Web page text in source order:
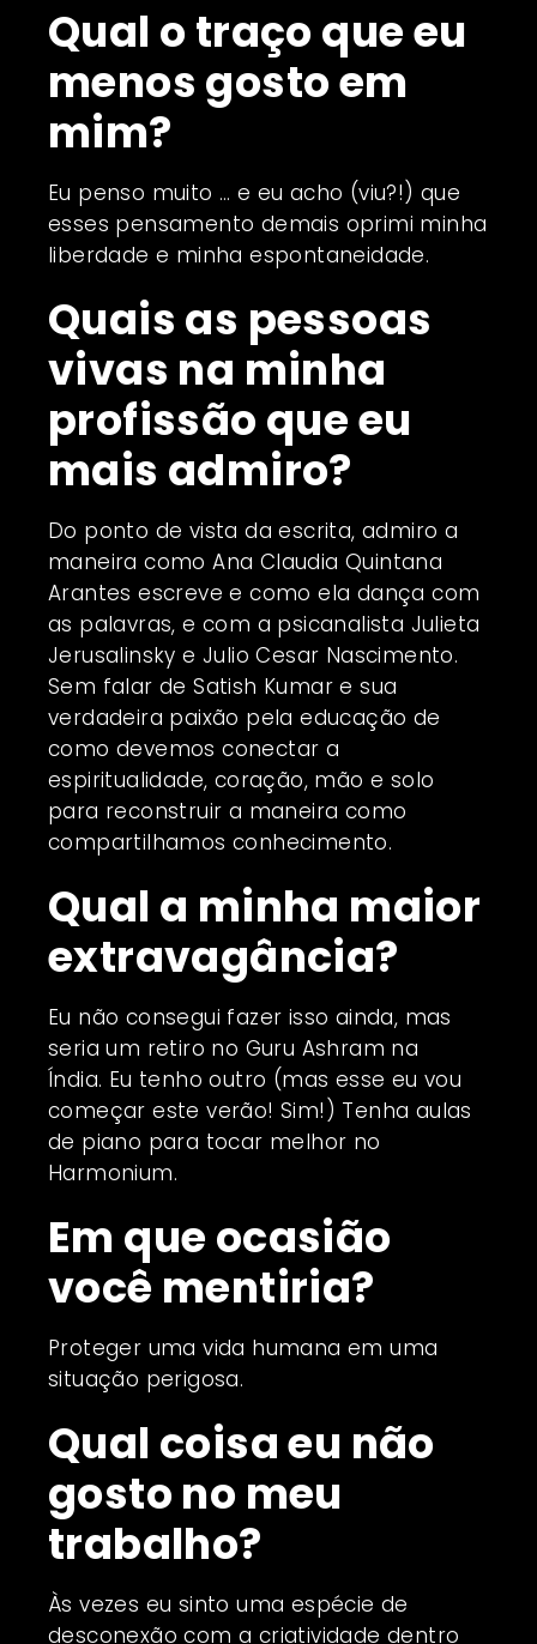
Qual o traço que eu
menos gosto em
mim?
Eu penso muito … e eu acho (viu?!) que
esses pensamento demais oprimi minha
liberdade e minha espontaneidade.
Quais as pessoas
vivas na minha
profissão que eu
mais admiro?
Do ponto de vista da escrita, admiro a
maneira como Ana Claudia Quintana
Arantes escreve e como ela dança com
as palavras, e com a psicanalista Julieta
Jerusalinsky e Julio Cesar Nascimento.
Sem falar de Satish Kumar e sua
verdadeira paixão pela educação de
como devemos conectar a
espiritualidade, coração, mão e solo
para reconstruir a maneira como
compartilhamos conhecimento.
Qual a minha maior
extravagância?
Eu não consegui fazer isso ainda, mas
seria um retiro no Guru Ashram na
Índia. Eu tenho outro (mas esse eu vou
começar este verão! Sim!) Tenha aulas
de piano para tocar melhor no
Harmonium.
Em que ocasião
você mentiria?
Proteger uma vida humana em uma
situação perigosa.
Qual coisa eu não
gosto no meu
trabalho?
Às vezes eu sinto uma espécie de
desconexão com a criatividade dentro